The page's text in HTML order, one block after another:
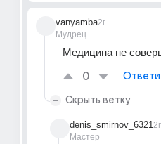
vanyamba
Мудрец
2г
Медицина не
0
Скрыть ветку
denis_smirnov_6321
Мастер
2г